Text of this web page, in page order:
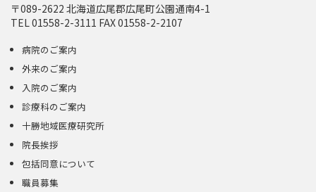
〒089-2622 北海道広尾郡広尾町公園通南4-1
TEL 01558-2-3111 FAX 01558-2-2107
病院のご案内
外来のご案内
入院のご案内
診療科のご案内
十勝地域医療研究所
院長挨拶
包括同意について
職員募集